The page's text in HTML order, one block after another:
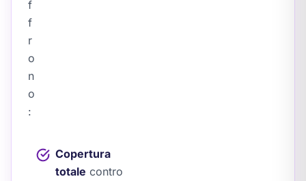
f
f
r
o
n
o
:
Copertura
totale contro